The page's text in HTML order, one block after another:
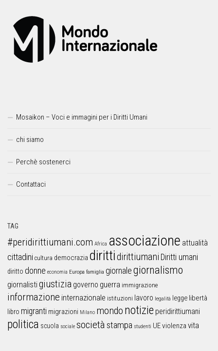
Mosaikon – Voci e immagini per i Diritti Umani
chi siamo
Perchè sostenerci
Contattaci
TAG
#peridirittiumani.com Africa associazione attualità
cittadini cultura democrazia dirittidirittiumani Diritti umani
diritto donne economia Europa famiglia giornalegiornalismo
giornalistigiustizia governo guerra immigrazione
informazione internazionale istituzioni lavoro legalità legge libertà
libro migranti migrazioni Milano mondo notizie peridirittiumani
politica scuola sociale società stampa studenti UEviolenza vita